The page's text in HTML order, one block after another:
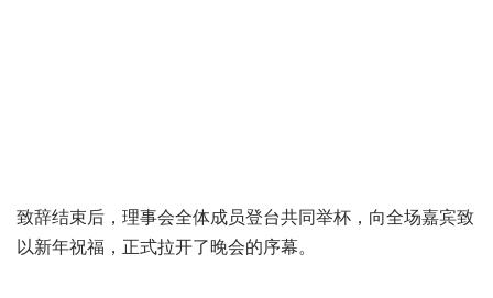
致辞结束后，理事会全体成员登台共同举杯，向全场嘉宾致
以新年祝福，正式拉开了晚会的序幕。